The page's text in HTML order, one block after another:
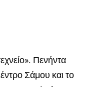
Πενήντα
Σάμου και το